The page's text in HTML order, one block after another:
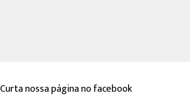
Curta nossa página no facebook